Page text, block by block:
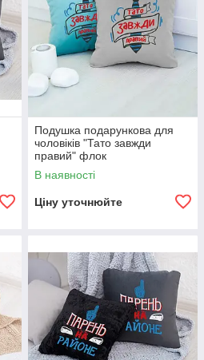
Подушка подарункова для
чоловіків "Тато завжди
правий" флок
В наявності
Ціну уточнюйте